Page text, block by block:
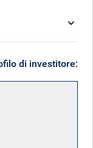
di investitore: